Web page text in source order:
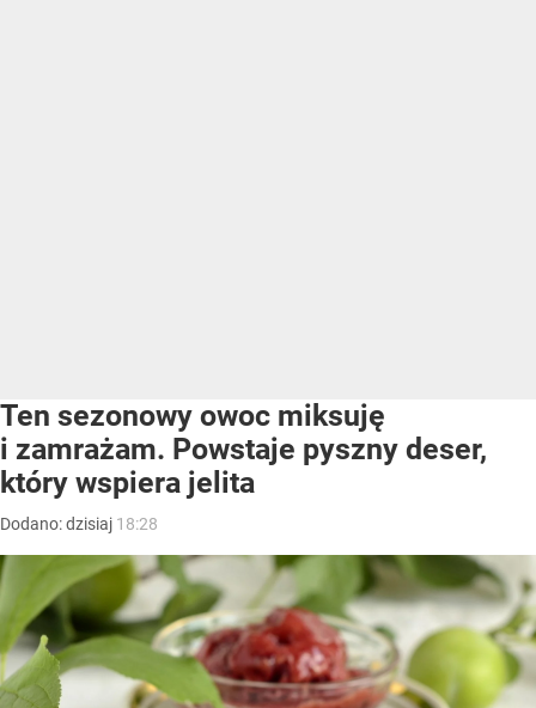
Ten sezonowy owoc miksuję
i zamrażam. Powstaje pyszny deser,
który wspiera jelita
Dodano:dzisiaj 18:28